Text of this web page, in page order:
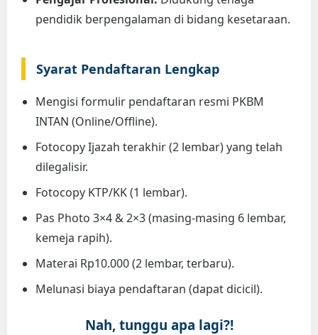
pendidik berpengalaman di bidang kesetaraan.
Syarat Pendaftaran Lengkap
Mengisi formulir pendaftaran resmi PKBM
INTAN (Online/Offline).
Fotocopy Ijazah terakhir (2 lembar) yang telah
dilegalisir.
Fotocopy KTP/KK (1 lembar).
Pas Photo 3×4 & 2×3 (masing-masing 6 lembar,
kemeja rapih).
Materai Rp10.000 (2 lembar, terbaru).
Melunasi biaya pendaftaran (dapat dicicil).
Nah, tunggu apa lagi?!